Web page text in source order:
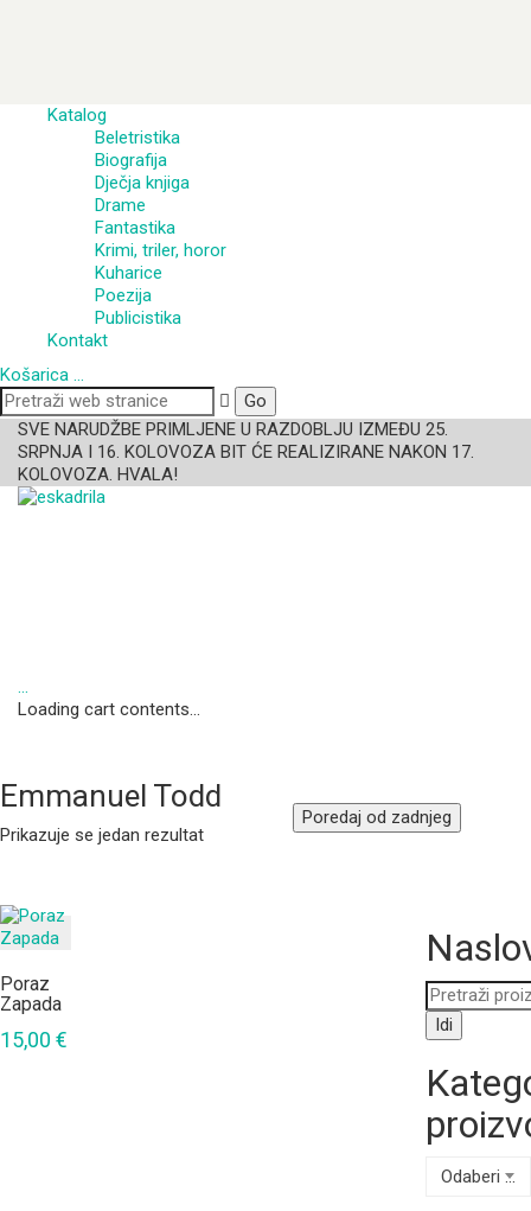
Katalog
Beletristika
Biografija
Dječja knjiga
Drame
Fantastika
Krimi, triler, horor
Kuharice
Poezija
Publicistika
Kontakt
Košarica
SVE NARUDŽBE PRIMLJENE U RAZDOBLJU IZMEĐU 25.
SRPNJA I 16. KOLOVOZA BIT ĆE REALIZIRANE NAKON 17.
KOLOVOZA. HVALA!
Loading cart contents...
Emmanuel Todd
Prikazuje se jedan rezultat
Poredaj od zadnjeg
Poraz
Zapada
15,00 €
Pretraži:
Idi
Odaberi kategoriju